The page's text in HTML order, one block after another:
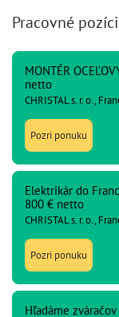
Pracovné
MONTÉR
netto
CHRISTAL s. r. o.,
Pozri ponuku
Elektrikár do
800 € netto
CHRISTAL s. r. o.,
Pozri ponuku
Hľadáme